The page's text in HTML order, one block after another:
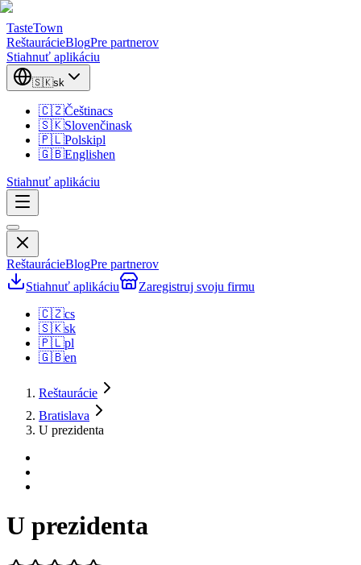
TasteTown
ReštaurácieBlogPre partnerov
Stiahnuť aplikáciu
🇸🇰sk
🇨🇿Češtinacs
🇸🇰Slovenčinask
🇵🇱Polskipl
🇬🇧Englishen
Stiahnuť aplikáciu
ReštaurácieBlogPre partnerov
Stiahnuť aplikáciu
Zaregistruj svoju firmu
🇨🇿cs
🇸🇰sk
🇵🇱pl
🇬🇧en
Reštaurácie
Bratislava
U prezidenta
U prezidenta